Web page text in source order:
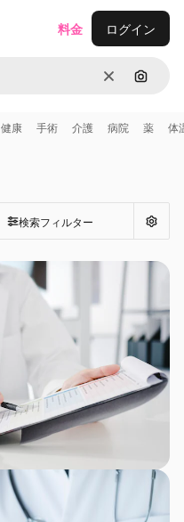
消去 画像で
料金 ログイン
健康 手術 介護 病院 薬 体
検索フィルター